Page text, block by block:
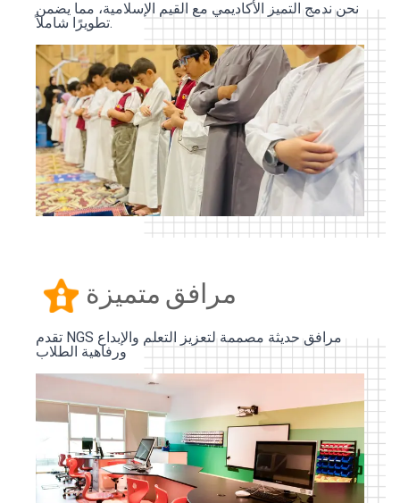
نحن ندمج التميز الأكاديمي مع القيم الإسلامية، مما يضمن
تطويرًا شاملاً.
مرافق متميزة
تقدم NGS مرافق حديثة مصممة لتعزيز التعلم والإبداع
ورفاهية الطلاب